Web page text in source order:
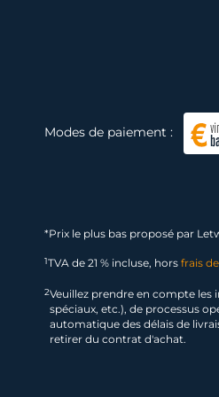
Modes de paiement :
*Prix le plus bas proposé par
1TVA de 21 % incluse, hors frais
2Veuillez prendre en compte les
spéciaux, etc.), de processus
automatique des délais de
retirer du contrat d'achat.